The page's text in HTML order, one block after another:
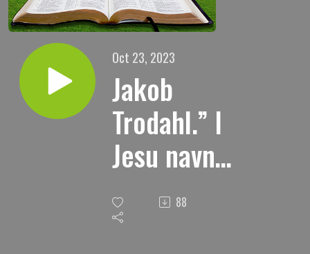
Oct 23, 2023
Jakob
Trodahl.” I
Jesu navn
skal hvert
kne bøye
88